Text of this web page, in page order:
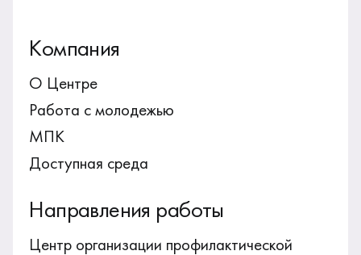
Компания
О Центре
Работа с молодежью
МПК
Доступная среда
Направления работы
Центр организации профилактической